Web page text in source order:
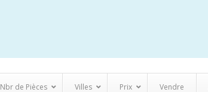
Nbr de Pièces Villes Prix Vendre